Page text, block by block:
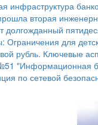
инфраструктура
вторая
долгожданный
для
рубль. Ключевые
"Информационная
по сетевой